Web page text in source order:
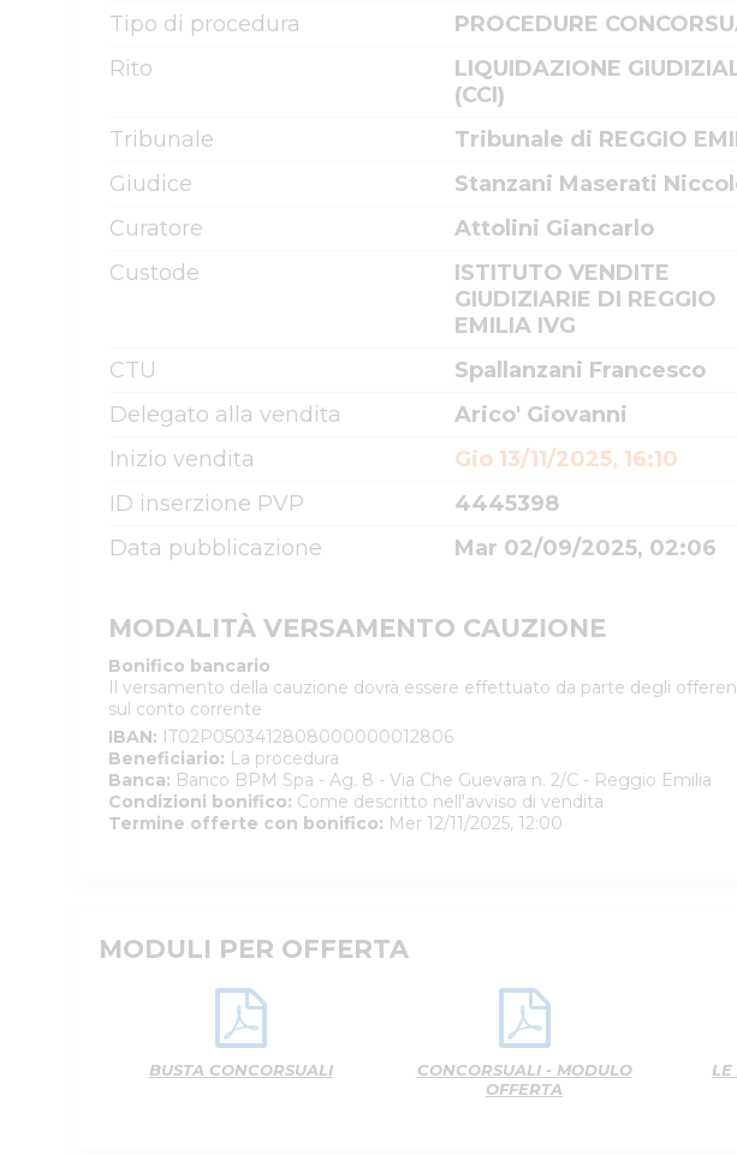
Tipo di procedura
PROCEDURE
Rito
LIQUIDAZIONE
(CCI)
Tribunale
Tribunale di REGGIO
Giudice
Stanzani Maserati
Curatore
Attolini Giancarlo
Custode
ISTITUTO VENDITE
GIUDIZIARIE DI REGGIO
EMILIA IVG
CTU
Spallanzani Francesco
Delegato alla vendita
Arico' Giovanni
Inizio vendita
Gio 13/11/2025, 16:10
ID inserzione PVP
4445398
Data pubblicazione
Mar 02/09/2025, 02:06
MODALITÀ VERSAMENTO CAUZIONE
Bonifico bancario
Il versamento della cauzione dovrà essere effettuato da parte degli
sul conto corrente
IBAN: IT02P0503412808000000012806
Beneficiario: La procedura
Banca: Banco BPM Spa - Ag. 8 - Via Che Guevara n. 2/C - Reggio Emilia
Condizioni bonifico: Come descritto nell'avviso di vendita
Termine offerte con bonifico: Mer 12/11/2025, 12:00
MODULI PER OFFERTA
BUSTA CONCORSUALI
CONCORSUALI - MODULO
OFFERTA
LE